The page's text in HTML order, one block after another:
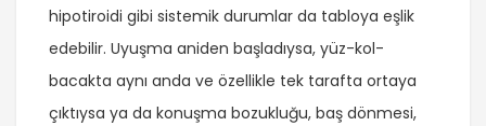
hipotiroidi gibi sistemik durumlar da tabloya eşlik
edebilir. Uyuşma aniden başladıysa, yüz-kol-
bacakta aynı anda ve özellikle tek tarafta ortaya
çıktıysa ya da konuşma bozukluğu, baş dönmesi,